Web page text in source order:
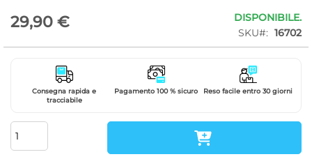
29,90 €
DISPONIBILE.
SKU
16702
Consegna rapida e
tracciabile
Pagamento 100 % sicuro Reso facile entro 30 giorni